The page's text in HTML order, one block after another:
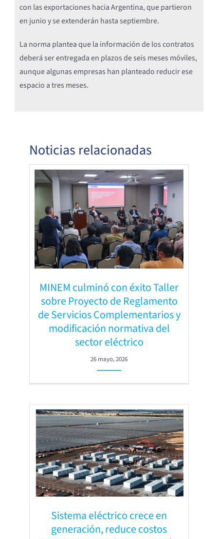
con las exportaciones hacia Argentina, que partieron
en junio y se extenderán hasta septiembre.
La norma plantea que la información de los contratos
deberá ser entregada en plazos de seis meses móviles,
aunque algunas empresas han planteado reducir ese
espacio a tres meses.
Noticias relacionadas
MINEM culminó con éxito Taller
sobre Proyecto de Reglamento
de Servicios Complementarios y
modificación normativa del
sector eléctrico
26 mayo, 2026
Sistema eléctrico crece en
generación, reduce costos